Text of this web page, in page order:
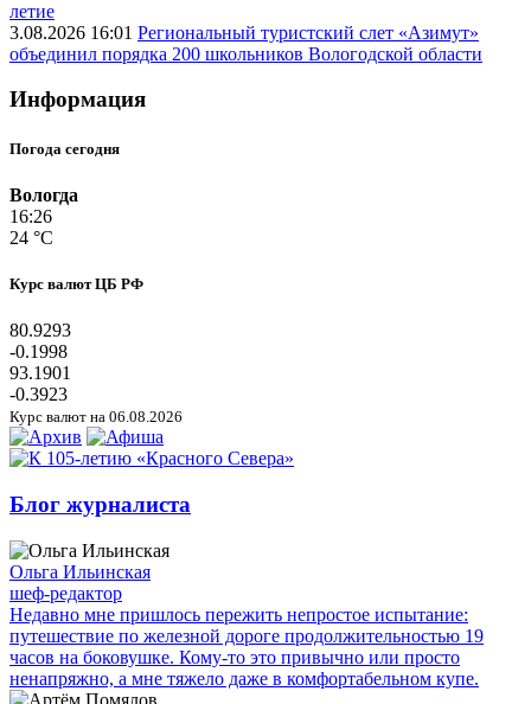
летие
3.08.2026 16:01 Региональный туристский слет «Азимут»
объединил порядка 200 школьников Вологодской области
Информация
Погода сегодня
Вологда
16:26
24 °C
Курс валют ЦБ РФ
80.9293
-0.1998
93.1901
-0.3923
Курс валют на 06.08.2026
Блог журналиста
Ольга Ильинская
шеф-редактор
Недавно мне пришлось пережить непростое испытание:
путешествие по железной дороге продолжительностью 19
часов на боковушке. Кому-то это привычно или просто
ненапряжно, а мне тяжело даже в комфортабельном купе.